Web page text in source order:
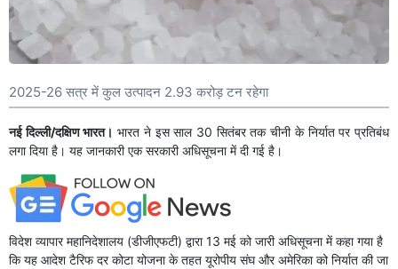
2025-26 सत्र में कुल उत्पादन 2.93 करोड़ टन रहेगा
नई दिल्ली/दक्षिण भारत। भारत ने इस साल 30 सितंबर तक चीनी के निर्यात पर प्रतिबंध
लगा दिया है। यह जानकारी एक सरकारी अधिसूचना में दी गई है।
विदेश व्यापार महानिदेशालय (डीजीएफटी) द्वारा 13 मई को जारी अधिसूचना में कहा गया है
कि यह आदेश टैरिफ दर कोटा योजना के तहत यूरोपीय संघ और अमेरिका को निर्यात की जा